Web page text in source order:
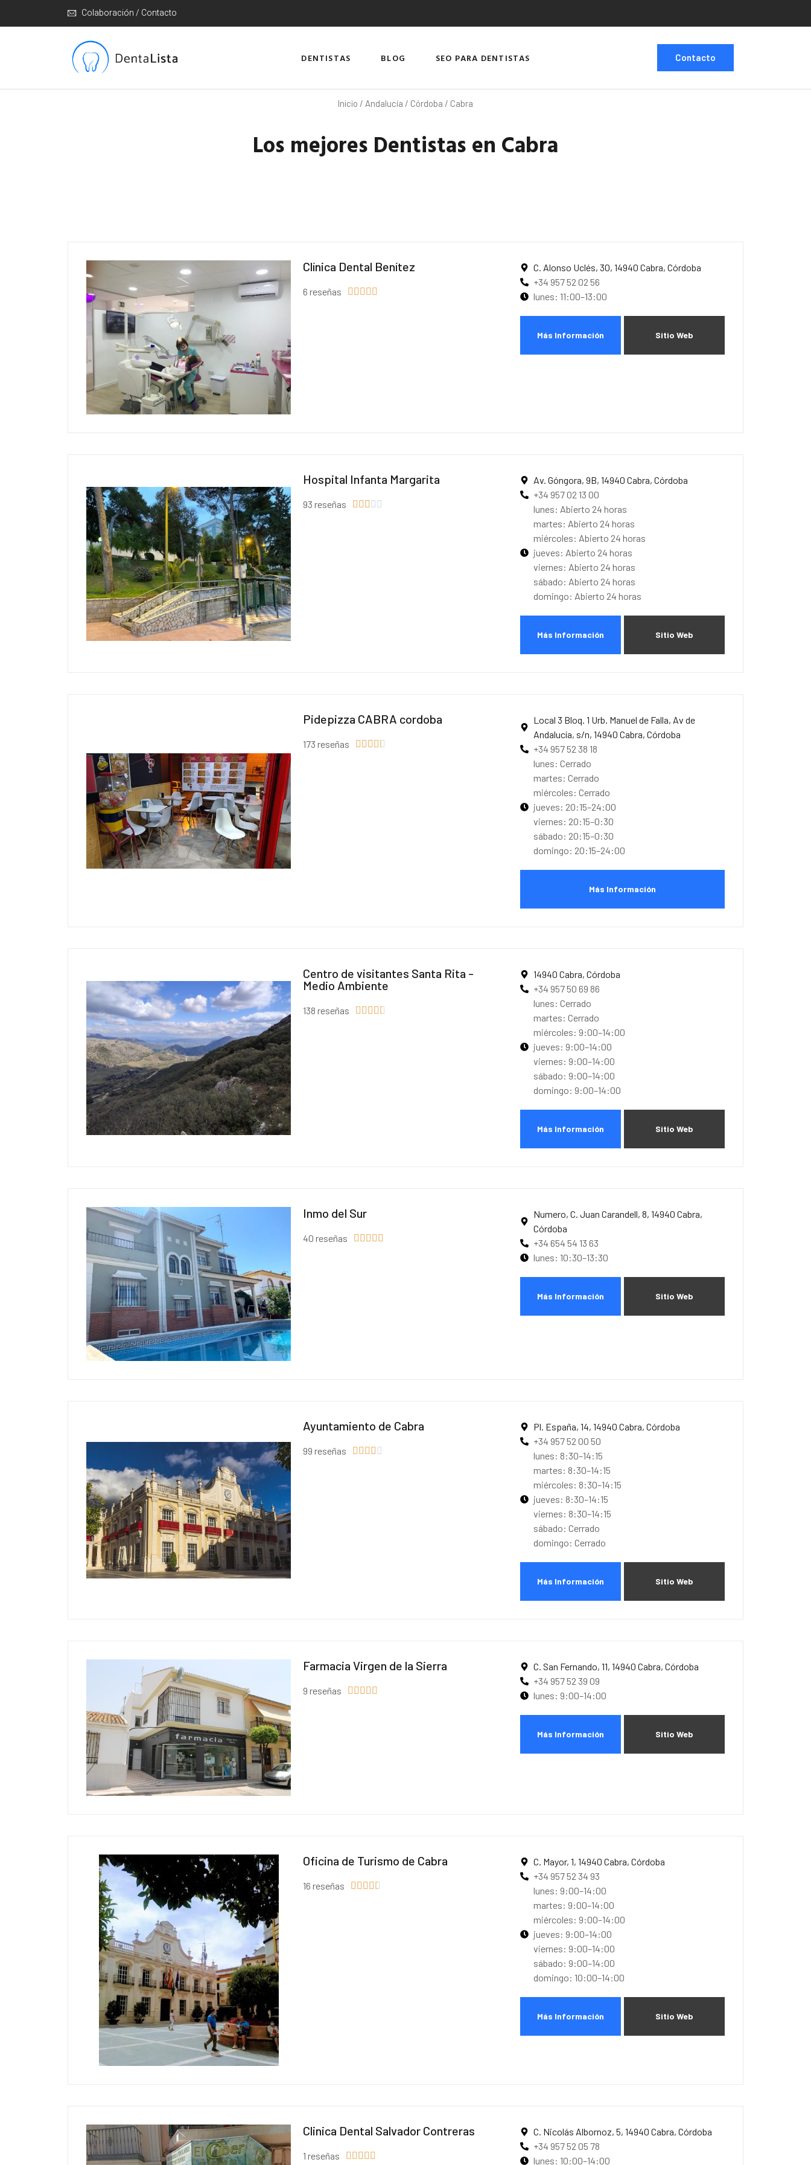
Colaboración / Contacto
DENTISTAS BLOG SEO PARA DENTISTAS Contacto
Inicio / Andalucía / Córdoba / Cabra
Los mejores Dentistas en Cabra
Clínica Dental Benítez
6 reseñas     
C. Alonso Uclés, 30, 14940 Cabra, Córdoba
+34 957 52 02 56
lunes: 11:00–13:00
Más Información Sitio Web
Hospital Infanta Margarita
93 reseñas     
Av. Góngora, 9B, 14940 Cabra, Córdoba
+34 957 02 13 00
lunes: Abierto 24 horas
martes: Abierto 24 horas
miércoles: Abierto 24 horas
jueves: Abierto 24 horas
viernes: Abierto 24 horas
sábado: Abierto 24 horas
domingo: Abierto 24 horas
Más Información Sitio Web
Pidepizza CABRA cordoba
173 reseñas     
Local 3 Bloq. 1 Urb. Manuel de Falla, Av de
Andalucía, s/n, 14940 Cabra, Córdoba
+34 957 52 38 18
lunes: Cerrado
martes: Cerrado
miércoles: Cerrado
jueves: 20:15–24:00
viernes: 20:15–0:30
sábado: 20:15–0:30
domingo: 20:15–24:00
Más Información
Centro de visitantes Santa Rita -
Medio Ambiente
138 reseñas     
14940 Cabra, Córdoba
+34 957 50 69 86
lunes: Cerrado
martes: Cerrado
miércoles: 9:00–14:00
jueves: 9:00–14:00
viernes: 9:00–14:00
sábado: 9:00–14:00
domingo: 9:00–14:00
Más Información Sitio Web
Inmo del Sur
40 reseñas     
Numero, C. Juan Carandell, 8, 14940 Cabra,
Córdoba
+34 654 54 13 63
lunes: 10:30–13:30
Más Información Sitio Web
Ayuntamiento de Cabra
99 reseñas     
Pl. España, 14, 14940 Cabra, Córdoba
+34 957 52 00 50
lunes: 8:30–14:15
martes: 8:30–14:15
miércoles: 8:30–14:15
jueves: 8:30–14:15
viernes: 8:30–14:15
sábado: Cerrado
domingo: Cerrado
Más Información Sitio Web
Farmacia Virgen de la Sierra
9 reseñas     
C. San Fernando, 11, 14940 Cabra, Córdoba
+34 957 52 39 09
lunes: 9:00–14:00
Más Información Sitio Web
Oficina de Turismo de Cabra
16 reseñas     
C. Mayor, 1, 14940 Cabra, Córdoba
+34 957 52 34 93
lunes: 9:00–14:00
martes: 9:00–14:00
miércoles: 9:00–14:00
jueves: 9:00–14:00
viernes: 9:00–14:00
sábado: 9:00–14:00
domingo: 10:00–14:00
Más Información Sitio Web
Clinica Dental Salvador Contreras
1 reseñas     
C. Nicolás Albornoz, 5, 14940 Cabra, Córdoba
+34 957 52 05 78
lunes: 10:00–14:00